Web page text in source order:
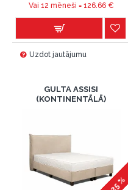
Vai 12 mēneši = 126.66€
Uzdot jautājumu
GULTA ASSISI
(KONTINENTĀLĀ)